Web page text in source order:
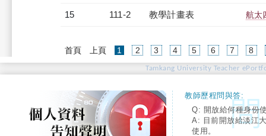
15 111-2 教學計畫表 航太
首頁 上頁 1 (current)
2 3 4 5 6 7 8
Tamkang University Teacher
教師歷程問與答:
Q: 開放給何種身份
A: 目前開放給淡江
使用。